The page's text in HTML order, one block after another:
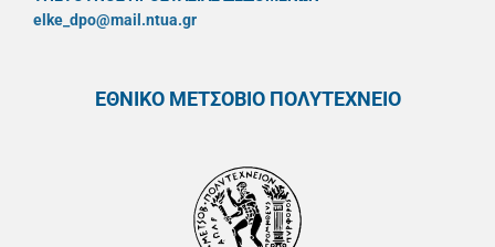
elke_dpo@mail.ntua.gr
ΕΘΝΙΚΟ ΜΕΤΣΟΒΙΟ ΠΟΛΥΤΕΧΝΕΙΟ